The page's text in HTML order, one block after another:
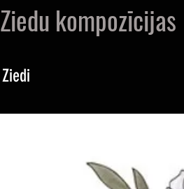
Ziedu kompozīcijas
Ziedi